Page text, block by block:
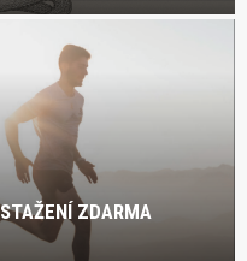
ZDARMA